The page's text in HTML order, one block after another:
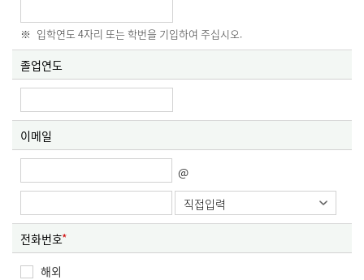
입학연도 4자리 또는 학번을 기입하여 주십시오.
졸업연도
이메일
@
전화번호
해외